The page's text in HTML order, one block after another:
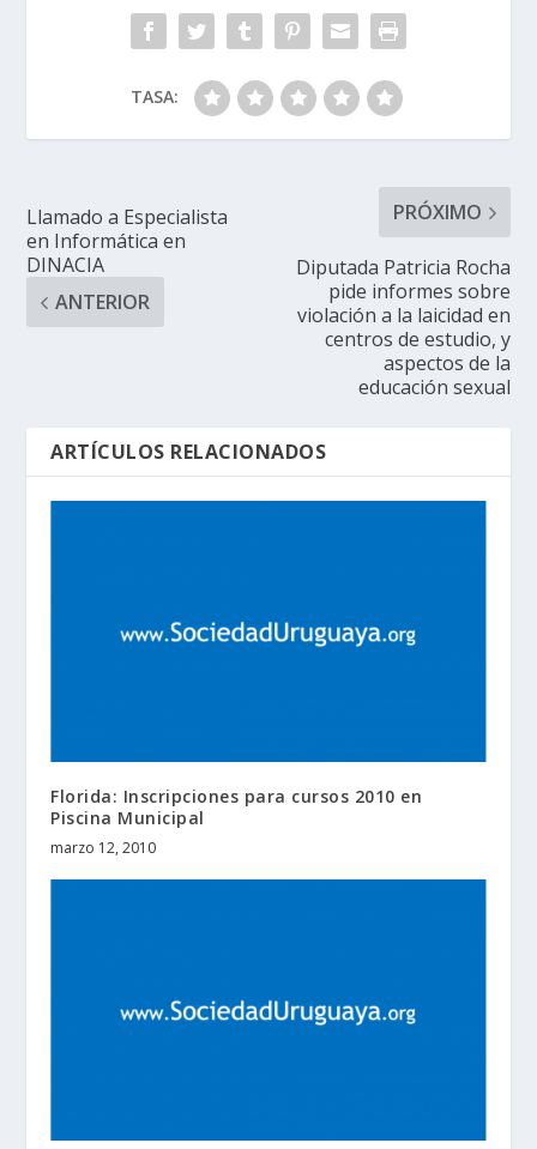
TASA:
Llamado a Especialista
en Informática en
DINACIA
ANTERIOR
PRÓXIMO
Diputada Patricia Rocha
pide informes sobre
violación a la laicidad en
centros de estudio, y
aspectos de la
educación sexual
ARTÍCULOS RELACIONADOS
Florida: Inscripciones para cursos 2010 en
Piscina Municipal
marzo 12, 2010